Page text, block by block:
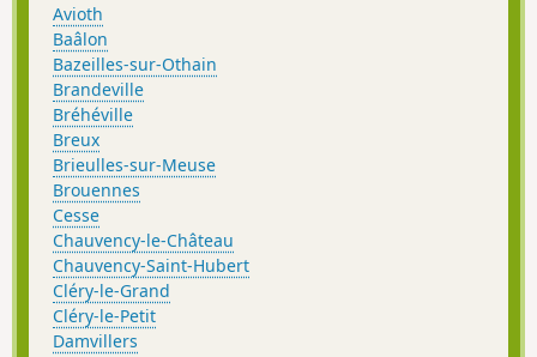
Avioth
Baâlon
Bazeilles-sur-Othain
Brandeville
Bréhéville
Breux
Brieulles-sur-Meuse
Brouennes
Cesse
Chauvency-le-Château
Chauvency-Saint-Hubert
Cléry-le-Grand
Cléry-le-Petit
Damvillers